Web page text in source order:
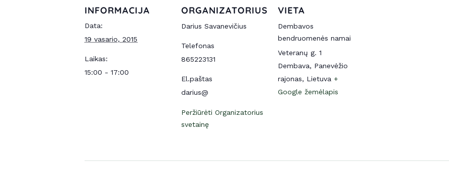
INFORMACIJA
Data:
19 vasario, 2015
Laikas:
15:00 - 17:00
ORGANIZATORIUS
Darius Savanevičius
Telefonas
865223131
El.paštas
darius@
Peržiūrėti Organizatorius
svetainę
VIETA
Dembavos
bendruomenės namai
Veteranų g. 1
Dembava, Panevėžio
rajonas, Lietuva +
Google žemėlapis